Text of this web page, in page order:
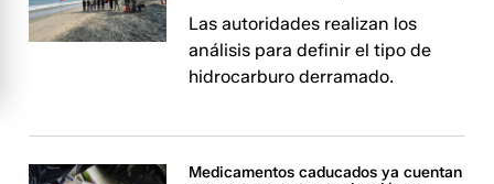
Las autoridades realizan los
análisis para definir el tipo de
hidrocarburo derramado.
Medicamentos caducados ya cuentan